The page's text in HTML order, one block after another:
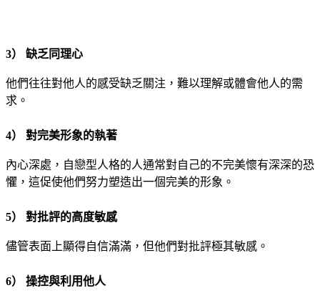
3） 缺乏同理心
他們往往對他人的感受缺乏關注，難以理解或體會他人的需
求。
4） 對完美形象的執著
內心深處，自戀型人格的人通常對自己的不完美懷有深深的恐
懼，這促使他們努力塑造出一個完美的形象。
5） 對批評的高度敏感
儘管表面上顯得自信滿滿，但他們對批評極其敏感。
6） 操控與利用他人